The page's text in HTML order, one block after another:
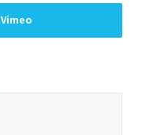
Vimeo